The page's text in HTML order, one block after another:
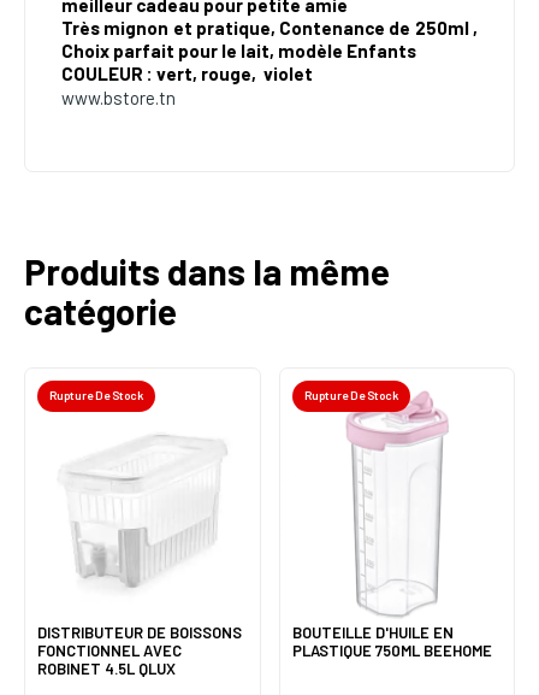
meilleur cadeau pour petite amie
Très mignon et pratique, Contenance de 250ml ,
Choix parfait pour le lait, modèle Enfants
COULEUR : vert, rouge, violet
www.bstore.tn
Produits dans la même
catégorie
Rupture De Stock
DISTRIBUTEUR DE BOISSONS
FONCTIONNEL AVEC
ROBINET 4.5L QLUX
Rupture De Stock
BOUTEILLE D'HUILE EN
PLASTIQUE 750ML BEEHOME